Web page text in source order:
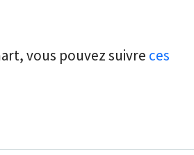
vous pouvez suivre ces